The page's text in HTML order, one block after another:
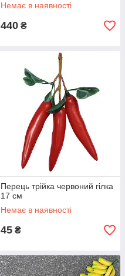
Немає в наявності
440 ₴
Перець трійка червоний гілка
17 см
Немає в наявності
45 ₴